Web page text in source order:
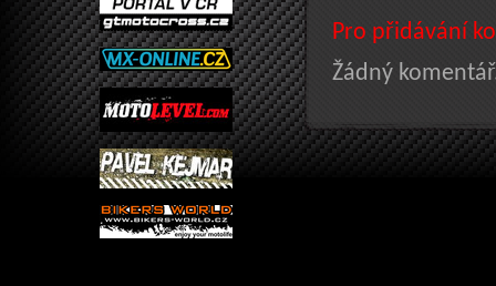
Pro přidávání
Žádný